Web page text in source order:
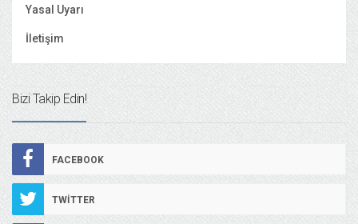
Yasal Uyarı
İletişim
Bizi Takip Edin!
FACEBOOK
TWITTER